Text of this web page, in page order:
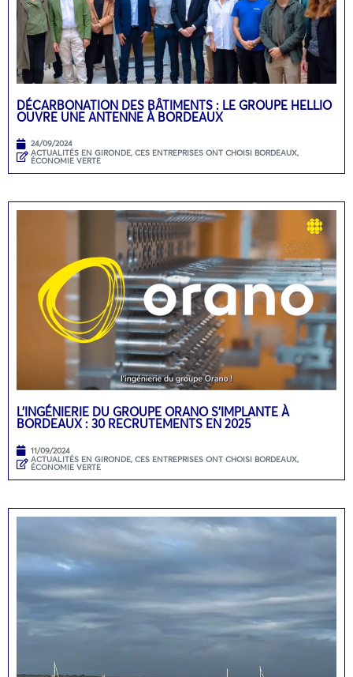
DÉCARBONATION DES BÂTIMENTS : LE GROUPE HELLIO
OUVRE UNE ANTENNE À BORDEAUX
24/09/2024
ACTUALITÉS EN GIRONDE, CES ENTREPRISES ONT CHOISI BORDEAUX,
ÉCONOMIE VERTE
L’INGÉNIERIE DU GROUPE ORANO S’IMPLANTE À
BORDEAUX : 30 RECRUTEMENTS EN 2025
11/09/2024
ACTUALITÉS EN GIRONDE, CES ENTREPRISES ONT CHOISI BORDEAUX,
ÉCONOMIE VERTE